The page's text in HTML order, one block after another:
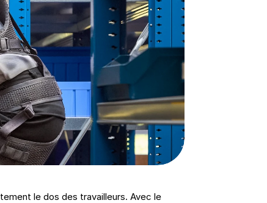
le dos des travailleurs. Avec le